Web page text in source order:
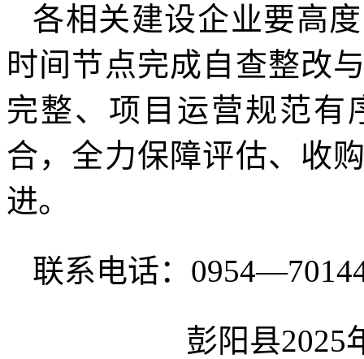
各相关建设企业要高
时间节点完成自查整改
完整、项目运营规范有
合，全力保障评估、收
进。
联系电话：
彭阳县2025